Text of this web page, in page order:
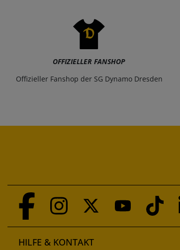
OFFIZIELLER FANSHOP
Offizieller Fanshop der SG Dynamo Dresden
HILFE & KONTAKT